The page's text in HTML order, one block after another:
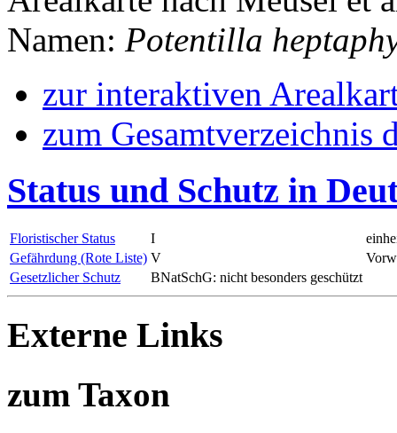
Namen: Potentilla
zur interaktiven
zum Gesamtverzeichnis
Status und Schutz in
Floristischer Status I
Gefährdung (Rote Liste) V
Gesetzlicher Schutz
BNatSchG: nicht besonders geschützt
Externe Links
zum Taxon